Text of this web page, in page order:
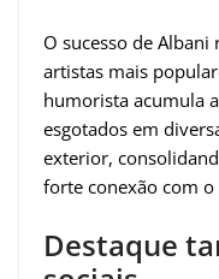
O sucesso de
artistas mais
humorista acumula
esgotados em
exterior,
forte conexão com
Destaque